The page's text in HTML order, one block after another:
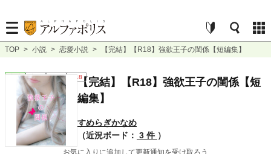
TOP > 小説 > 恋愛小説 > 【完結】【R18】強欲王子の閨係【短編集】
恋愛 完結 短編 R18【完結】【R18】強欲王子の閨係【短
編集】
すめらぎかなめ
（近況ボード： 3 件 ）
お気に入りに追加して更新通知を受け取ろう